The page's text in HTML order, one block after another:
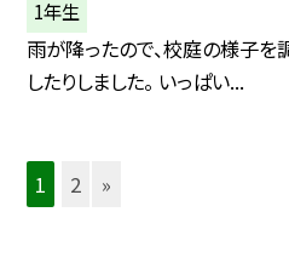
1年生
雨が降ったので、校庭の様子
したりしました。 いっぱい...
1 2 »